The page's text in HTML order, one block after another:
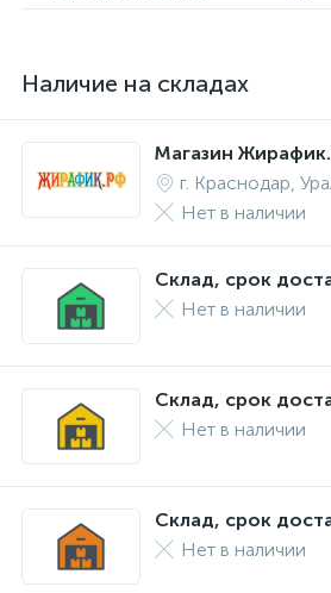
Наличие на складах
Магазин
г. Краснодар,
Нет в наличии
Склад, срок
Нет в наличии
Склад, срок
Нет в наличии
Склад, срок
Нет в наличии